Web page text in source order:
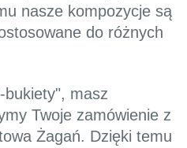
nasze kompozycje są
do różnych
bukiety", masz
Twoje zamówienie z
Żagań. Dzięki temu